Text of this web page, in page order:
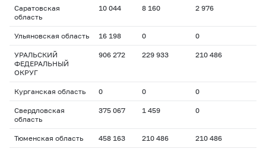
Саратовская
область
10 044 8 160 2 976
Ульяновская область 16 198 0 0
УРАЛЬСКИЙ
ФЕДЕРАЛЬНЫЙ
ОКРУГ
906 272 229 933 210 486
Курганская область 0 0 0
Свердловская
область
375 067 1 459 0
Тюменская область 458 163 210 486 210 486